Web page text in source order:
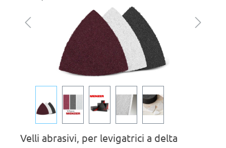
Velli abrasivi, per levigatrici a delta